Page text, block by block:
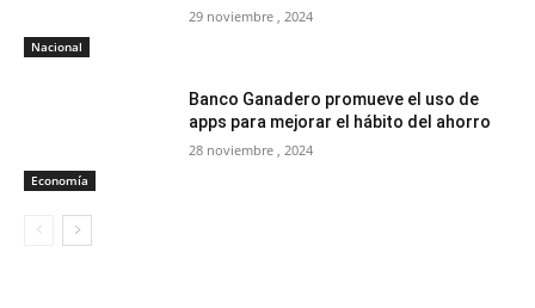
Nacional
29 noviembre , 2024
Economía
Banco Ganadero promueve el uso de
apps para mejorar el hábito del ahorro
28 noviembre , 2024